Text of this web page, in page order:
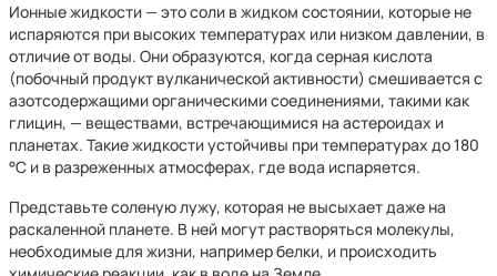
Ионные жидкости — это соли в жидком состоянии, которые не
испаряются при высоких температурах или низком давлении, в
отличие от воды. Они образуются, когда серная кислота
(побочный продукт вулканической активности) смешивается с
азотсодержащими органическими соединениями, такими как
глицин, — веществами, встречающимися на астероидах и
планетах. Такие жидкости устойчивы при температурах до 180
°C и в разреженных атмосферах, где вода испаряется.
Представьте соленую лужу, которая не высыхает даже на
раскаленной планете. В ней могут растворяться молекулы,
необходимые для жизни, например белки, и происходить